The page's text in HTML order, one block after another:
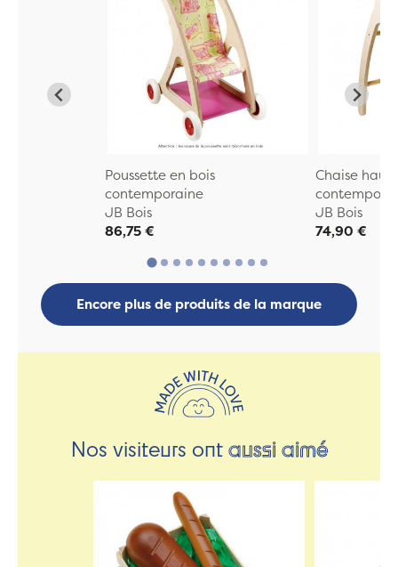
Poussette en bois
contemporaine
JB Bois
86,75 €
Chaise
JB Bois
74,90 €
Encore plus de produits de la marque
Nos visiteurs ontaussi aimé